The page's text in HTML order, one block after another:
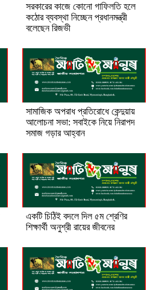
সরকারের কাজে কোনো গাফিলতি হলে
কঠোর ব্যবস্থা নিচ্ছেন প্রধানমন্ত্রী
বলেছেন রিজভী
সামাজিক অপরাধ প্রতিরোধে কেন্দুয়ায়
আলোচনা সভা: সবাইকে নিয়ে নিরাপদ
সমাজ গড়ার আহ্বান
একটি চিঠিই বদলে দিল ৫ম শ্রেণির
শিক্ষার্থী অনুশ্রী রায়ের জীবনের